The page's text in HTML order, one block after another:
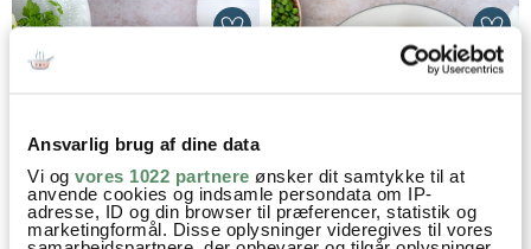
Ansvarlig brug af dine data
Vi og vores 1022 partnere ønsker dit samtykke til at
anvende cookies og indsamle persondata om IP-
adresse, ID og din browser til præferencer, statistik og
marketingformål. Disse oplysninger videregives til vores
SENNEPSSILD WIENERSCHNITZEL